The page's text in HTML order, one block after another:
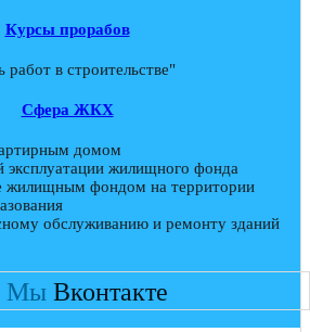
Курсы прорабов
в строительстве"
Cфера ЖКХ
домом
эксплуатации жилищного фонда
жилищным фондом на территории
обслуживанию и ремонту зданий
МыВконтакте